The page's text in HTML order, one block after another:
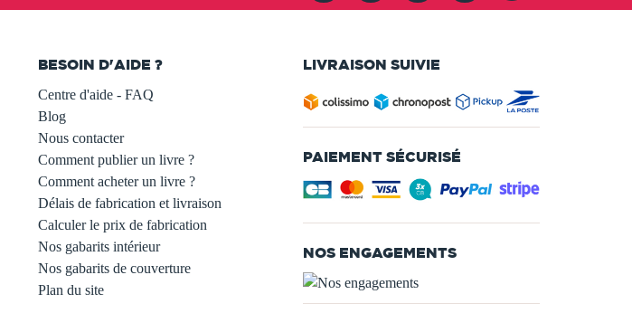
BESOIN D'AIDE ?
Centre d'aide - FAQ
Blog
Nous contacter
Comment publier un livre ?
Comment acheter un livre ?
Délais de fabrication et livraison
Calculer le prix de fabrication
Nos gabarits intérieur
Nos gabarits de couverture
Plan du site
LIVRAISON SUIVIE
PAIEMENT SÉCURISÉ
NOS ENGAGEMENTS